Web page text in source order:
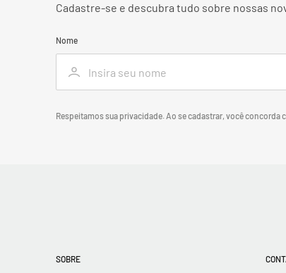
Cadastre-se e descubra tudo sobre nossas
Nome
Respeitamos sua privacidade. Ao se cadastrar, você concorda
SOBRE